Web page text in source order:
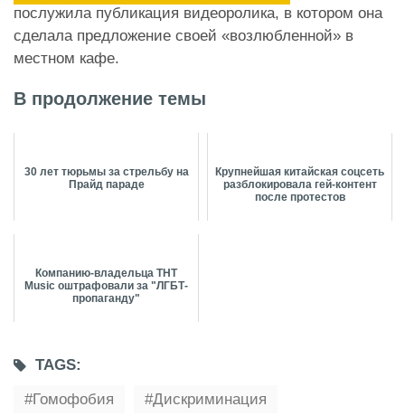
послужила публикация видеоролика, в котором она
сделала предложение своей «возлюбленной» в
местном кафе.
В продолжение темы
30 лет тюрьмы за стрельбу на
Прайд параде
Крупнейшая китайская соцсеть
разблокировала гей-контент
после протестов
Компанию-владельца ТНТ
Music оштрафовали за "ЛГБТ-
пропаганду"
TAGS:
Гомофобия
Дискриминация